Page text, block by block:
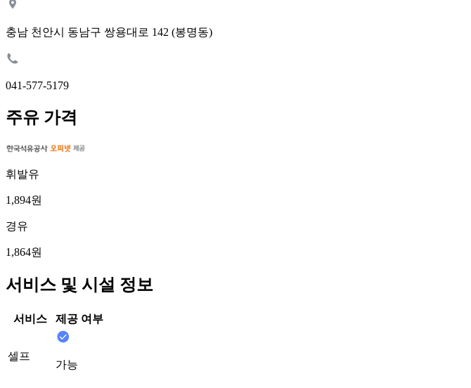
충남 천안시 동남구 쌍용대로 142 (봉명동)
041-577-5179
주유 가격
휘발유
1,894원
경유
1,864원
서비스 및 시설 정보
서비스 제공 여부
셀프
가능